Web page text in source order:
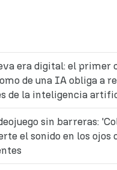
era digital: el primer
de una IA obliga a
de la inteligencia
sin barreras:
el sonido en los ojos